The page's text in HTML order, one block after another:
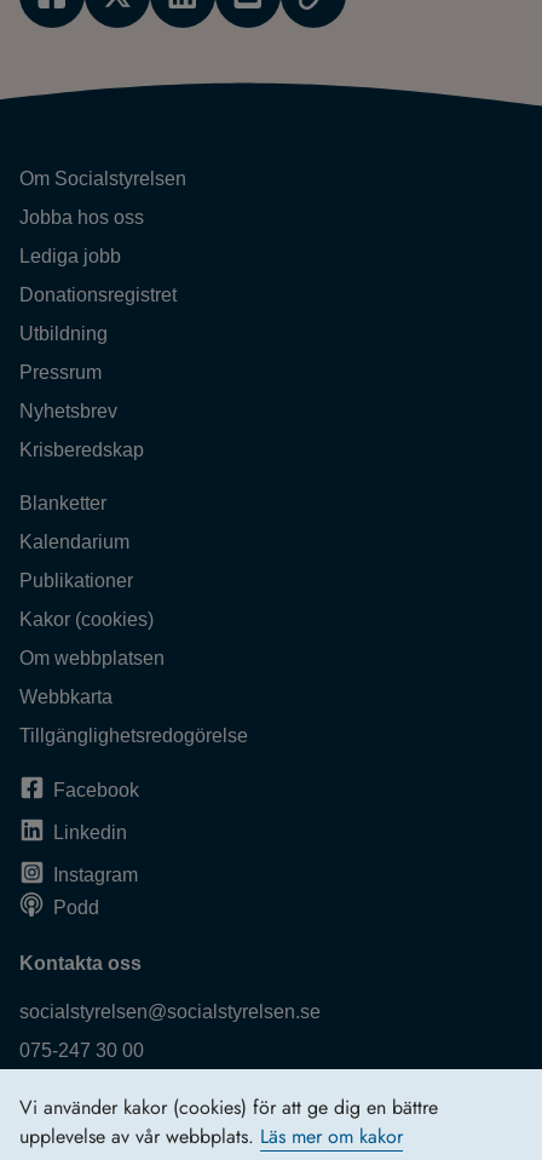
Vi använder kakor (cookies) för att ge dig en bättre
upplevelse av vår webbplats. Läs mer om kakor
Om Socialstyrelsen
Jobba hos oss
Lediga jobb
Donationsregistret
Utbildning
Pressrum
Nyhetsbrev
Krisberedskap
Blanketter
Kalendarium
Publikationer
Kakor (cookies)
Om webbplatsen
Webbkarta
Tillgänglighetsredogörelse
Facebook
Linkedin
Instagram
Podd
Kontakta oss
socialstyrelsen@socialstyrelsen.se
075-247 30 00
Logga in